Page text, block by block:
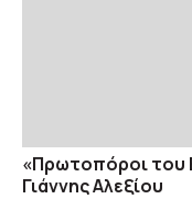
«Πρωτοπόροι του
Γιάννης Αλεξίου